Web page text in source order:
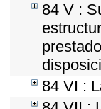
84 V :
84 VI :